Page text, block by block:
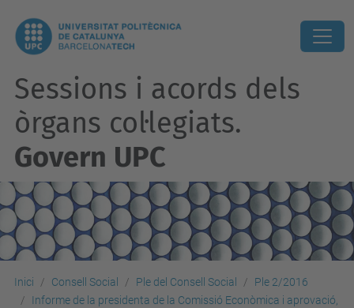
Sessions i acords dels
òrgans col·legiats.
Govern UPC
Inici Consell Social Ple del Consell Social
Ple 2/2016
Informe de la presidenta de la Comissió Econòmica i aprovació,